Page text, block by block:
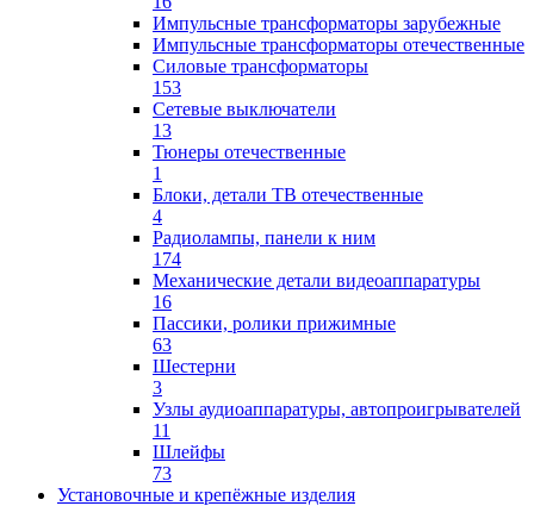
Импульсные трансформаторы зарубежные
Импульсные трансформаторы отечественные
Силовые трансформаторы
153
Сетевые выключатели
13
Тюнеры отечественные
1
Блоки, детали ТВ отечественные
4
Радиолампы, панели к ним
174
Механические детали видеоаппаратуры
16
Пассики, ролики прижимные
63
Шестерни
3
Узлы аудиоаппаратуры, автопроигрывателей
11
Шлейфы
73
Установочные и крепёжные изделия